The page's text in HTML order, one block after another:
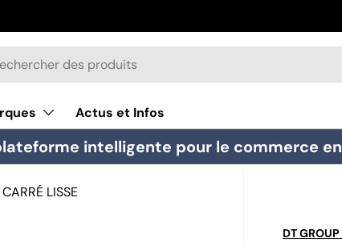
Actus et Infos
intelligente pour le commerce
LISSE
DT GROUP